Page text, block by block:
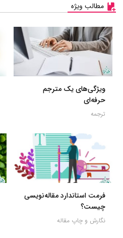
مطالب ویژه
ویژگی‌های یک مترجم
حرفه‌ای
ترجمه
فرمت استاندارد مقاله‌نویسی
چیست؟
نگارش و چاپ مقاله